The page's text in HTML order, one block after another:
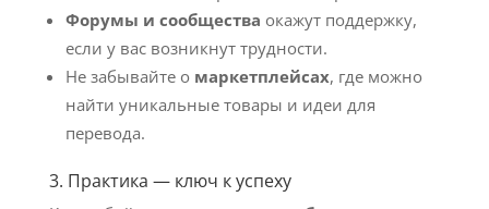
Форумы и сообщества окажут поддержку,
если у вас возникнут трудности.
Не забывайте о маркетплейсах, где можно
найти уникальные товары и идеи для
перевода.
3. Практика — ключ к успеху